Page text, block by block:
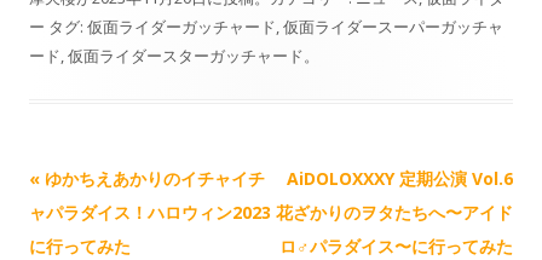
o
k
o
d
y
L
a
i
有
ー タグ: 仮面ライダーガッチャード,仮面ライダースーパーガッチャ
ード,仮面ライダースターガッチャード。
記
事
ナ
« ゆかちえあかりのイチャイチ
ャパラダイス！ハロウィン2023
に行ってみた
AiDOLOXXXY 定期公演 Vol.6
花ざかりのヲタたちへ〜アイド
ロ♂パラダイス〜に行ってみた